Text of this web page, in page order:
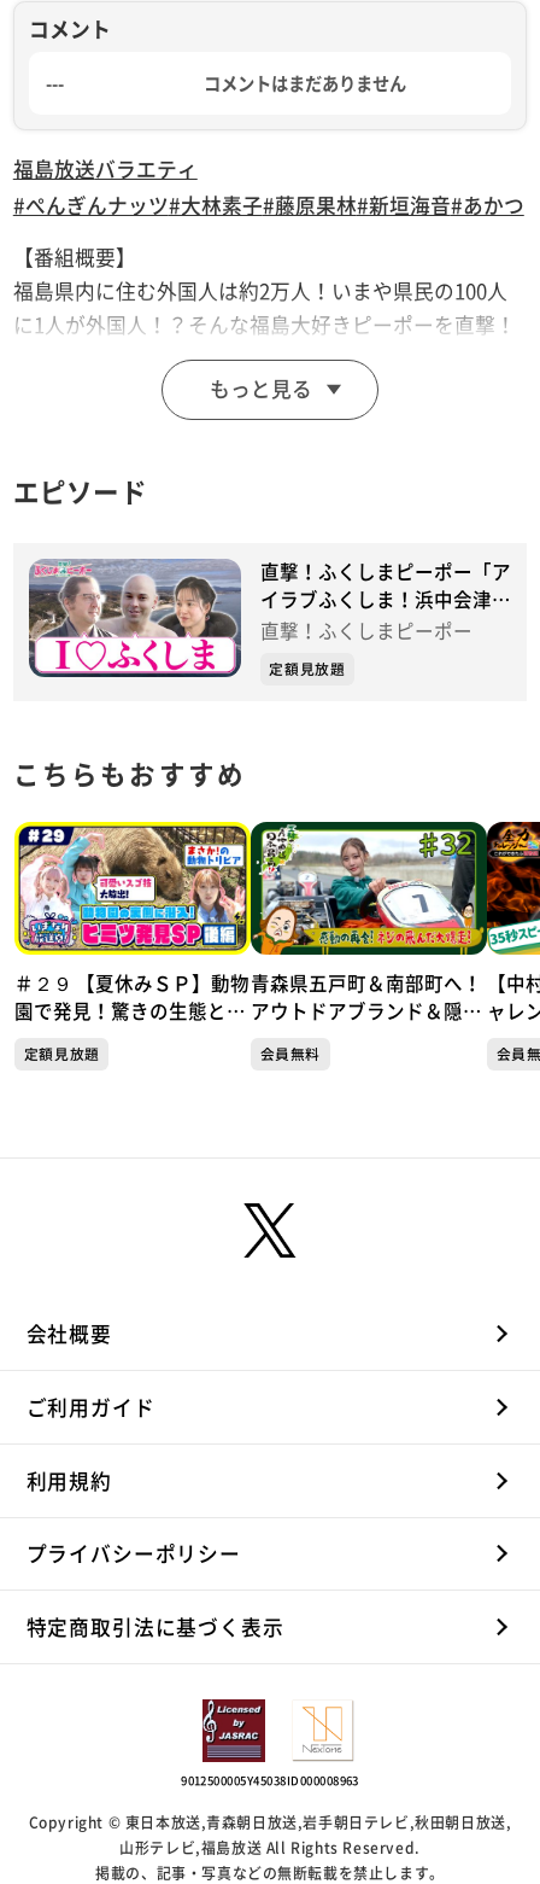
コメント
--- コメントはまだありません
福島放送バラエティ
#ぺんぎんナッツ#大林素子#藤原果林#新垣海音#あかつ
【番組概要】
福島県内に住む外国人は約2万人！いまや県民の100人
に1人が外国人！？そんな福島大好きピーポーを直撃！
浜中会津の魅力を再認識する。
特技は武道・・・アメリカから移住し城下町に溶け込ん
フルママ・・・
から来た料理人。みんな福島が大好き！世界から見た福
島県の魅力とは？
【出演者】
（KFBアナウンサー）
もっと見る
エピソード
直撃！ふくしまピーポー「ア
イラブふくしま！浜中会津在
住の外国人に密着！」
直撃！ふくしまピーポー
定額見放題
こちらもおすすめ
＃２９ 【夏休みＳＰ】動物
園で発見！驚きの生態とス
【未公開シーンあり】
定額見放題
青森県五戸町＆南部町へ！
アウトドアブランド＆隠れ
150km/h！レーシングカー
会員無料
【中
ャレ
チチ
会員
会社概要
ご利用ガイド
利用規約
プライバシーポリシー
特定商取引法に基づく表示
9012500005Y45038 ID000008963
Copyright © 東日本放送,青森朝日放送,岩手朝日テレビ,秋田朝日放送,
山形テレビ,福島放送 All Rights Reserved.
掲載の、記事・写真などの無断転載を禁止します。